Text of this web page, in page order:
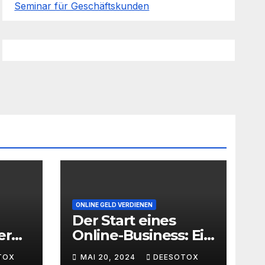
Seminar für Geschäftskunden
ONLINE GELD VERDIENEN
Der Start eines
Online-Business: Ein
MAI 20, 2024 DEESOTOX